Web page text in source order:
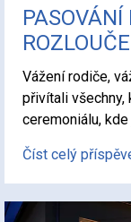
Vážení rodiče,
přivítali
ceremoniálu,
Číst celý